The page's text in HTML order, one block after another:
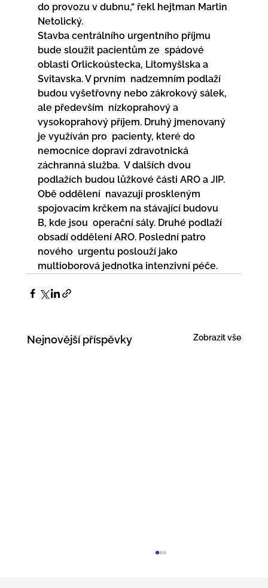
do provozu v dubnu,“ řekl hejtman Martin
Netolický.
Stavba centrálního urgentního příjmu
bude sloužit pacientům ze  spádové
oblasti Orlickoústecka, Litomyšlska a
Svitavska. V prvním  nadzemním podlaží
budou vyšetřovny nebo zákrokový sálek,
ale především  nízkoprahový a
vysokoprahový příjem. Druhý jmenovaný
je využíván pro  pacienty, které do
nemocnice dopraví zdravotnická
záchranná služba.  V dalších dvou
podlažích budou lůžkové části ARO a JIP.
Obě oddělení  navazují proskleným
spojovacím krčkem na stávající budovu
B, kde jsou  operační sály. Druhé podlaží
obsadí oddělení ARO. Poslední patro
nového  urgentu poslouží jako
multioborová jednotka intenzivní péče.
Nejnovější příspěvky Zobrazit vše